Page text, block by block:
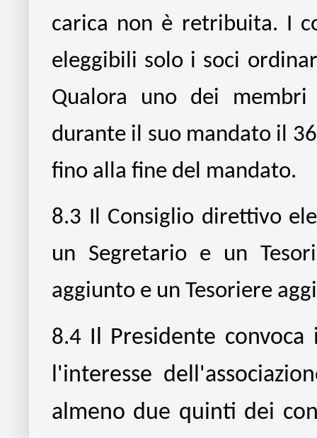
carica non è retribuita. I
eleggibili solo i soci
Qualora uno dei
durante il suo mandato il
fino alla fine del mandato.
8.3 Il Consiglio direttivo
un Segretario e un
aggiunto e un Tesoriere
8.4 Il Presidente
l'interesse
almeno due quinti dei